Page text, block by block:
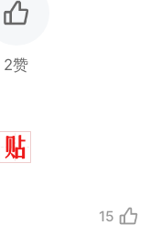
2赞
15